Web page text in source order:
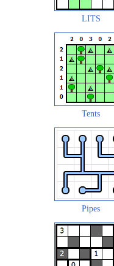
LITS
Tents
Pipes